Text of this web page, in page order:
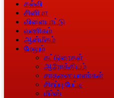
கல்வி
சினிமா
விளையாட்டு
வணிகம்
ஆன்மீகம்
மேலும்
கட்டுரைகள்
ஆரோக்கியம்
சாதனையாளா்கள்
சிறப்பு பேட்டி
மீம்ஸ்